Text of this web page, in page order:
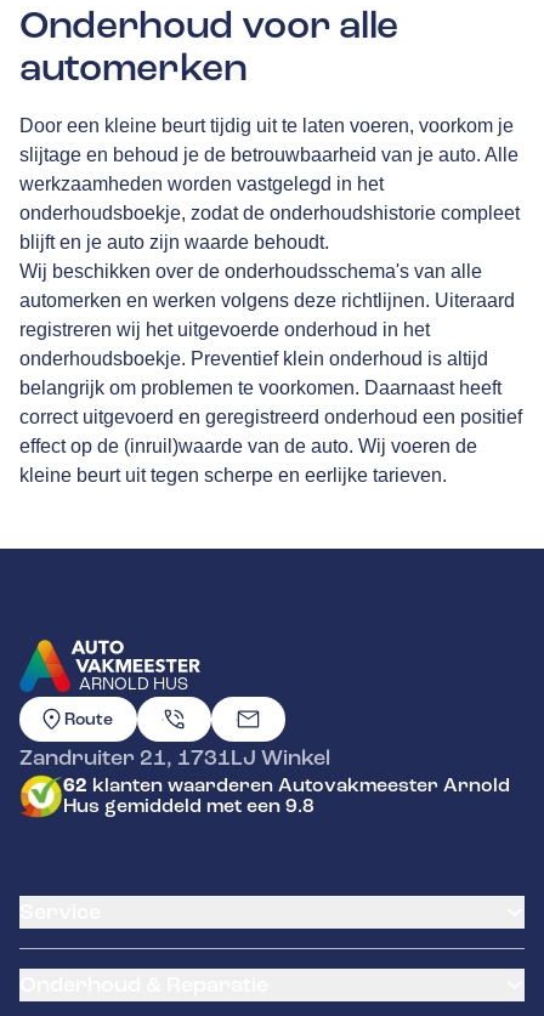
Onderhoud voor alle
automerken
Door een kleine beurt tijdig uit te laten voeren, voorkom je
slijtage en behoud je de betrouwbaarheid van je auto. Alle
werkzaamheden worden vastgelegd in het
onderhoudsboekje, zodat de onderhoudshistorie compleet
blijft en je auto zijn waarde behoudt.
Wij beschikken over de onderhoudsschema's van alle
automerken en werken volgens deze richtlijnen. Uiteraard
registreren wij het uitgevoerde onderhoud in het
onderhoudsboekje. Preventief klein onderhoud is altijd
belangrijk om problemen te voorkomen. Daarnaast heeft
correct uitgevoerd en geregistreerd onderhoud een positief
effect op de (inruil)waarde van de auto. Wij voeren de
kleine beurt uit tegen scherpe en eerlijke tarieven.
ARNOLD HUS
GA NAAR DE HOMEPAGINA
Route
Zandruiter 21, 1731LJ Winkel
62 klanten waarderen Autovakmeester Arnold
Hus gemiddeld met een 9.8